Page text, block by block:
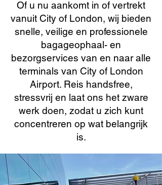
Of u nu aankomt in of vertrekt
vanuit City of London, wij bieden
snelle, veilige en professionele
bagageophaal- en
bezorgservices van en naar alle
terminals van City of London
Airport. Reis handsfree,
stressvrij en laat ons het zware
werk doen, zodat u zich kunt
concentreren op wat belangrijk
is.